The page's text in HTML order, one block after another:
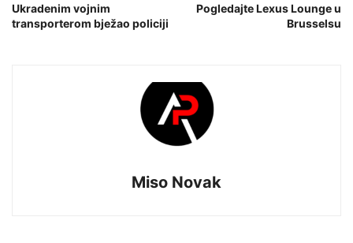
Ukradenim vojnim
transporterom bježao policiji
Pogledajte Lexus Lounge u
Brusselsu
Miso Novak